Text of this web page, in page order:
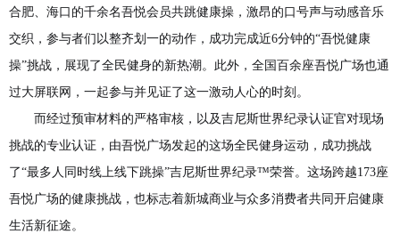
合肥、海口的千余名吾悦会员共跳健康操，激昂的口号声与动感音乐
交织，参与者们以整齐划一的动作，成功完成近6分钟的“吾悦健康
操”挑战，展现了全民健身的新热潮。此外，全国百余座吾悦广场也通
过大屏联网，一起参与并见证了这一激动人心的时刻。
而经过预审材料的严格审核，以及吉尼斯世界纪录认证官对现场
挑战的专业认证，由吾悦广场发起的这场全民健身运动，成功挑战
了“最多人同时线上线下跳操”吉尼斯世界纪录™荣誉。这场跨越173座
吾悦广场的健康挑战，也标志着新城商业与众多消费者共同开启健康
生活新征途。